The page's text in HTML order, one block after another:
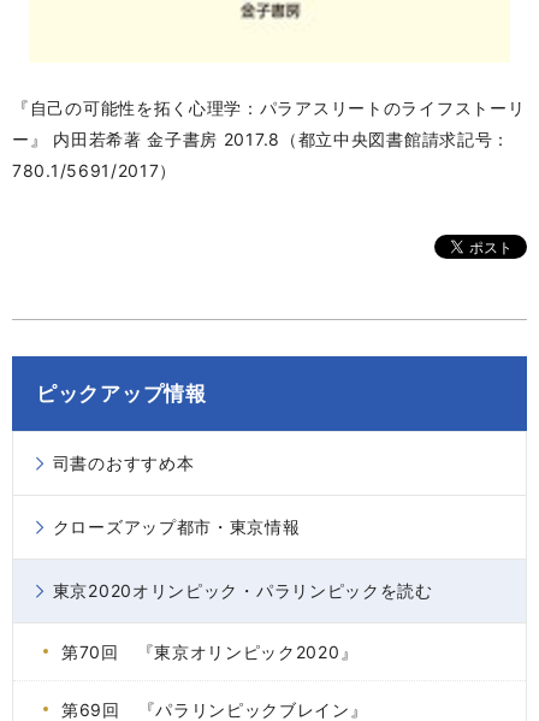
『自己の可能性を拓く心理学：パラアスリートのライフス トーリ
ー』 内田若希著 金子書房 2017.8（都立中央図書館請求記号：
780.1/5691/2017）
ピックアップ情報
司書のおすすめ本
クローズアップ都市・東京情報
東京2020オリンピック・パラリンピックを読む
第70回 『東京オリンピック2020』
第69回 『パラリンピックブレイン』